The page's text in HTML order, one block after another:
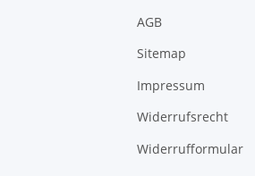
AGB
Sitemap
Impressum
Widerrufsrecht
Widerrufformular